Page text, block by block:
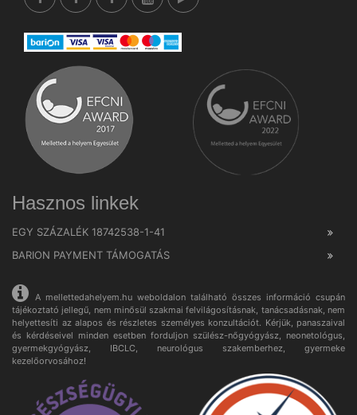
Hasznos linkek
EGY SZÁZALÉK 18742538-1-41
BARION PAYMENT TÁMOGATÁS
A mellettedahelyem.hu weboldalon található összes információ csupán
tájékoztató jellegű, nem minősül szakmai felvilágosításnak, tanácsadásnak, nem
helyettesíti az alapos és részletes személyes konzultációt. Kérjük, panaszaival
és kérdéseivel minden esetben forduljon szülész-nőgyógyász, neonetológus,
gyermekgyógyász, IBCLC, neurológus szakemberhez, gyermeke
kezelőorvosához!